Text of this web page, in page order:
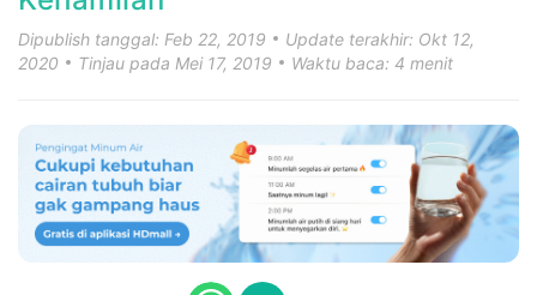
Dipublish tanggal: Feb 22, 2019
Update terakhir: Okt 12,
2020
Tinjau pada Mei 17, 2019 Waktu baca: 4 menit